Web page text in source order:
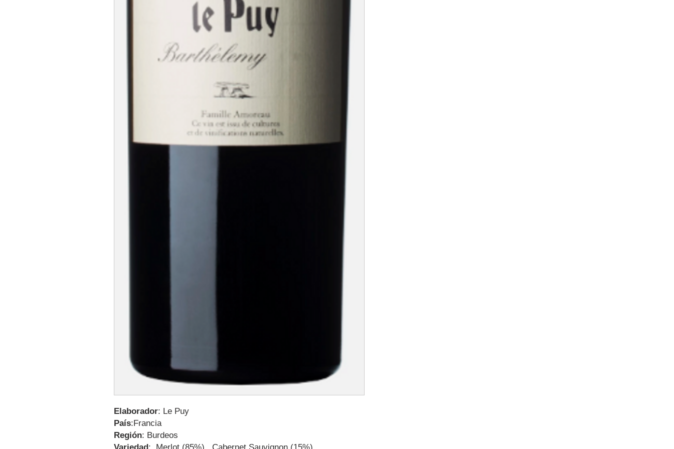
Elaborador: Le Puy
País:Francia
Región: Burdeos